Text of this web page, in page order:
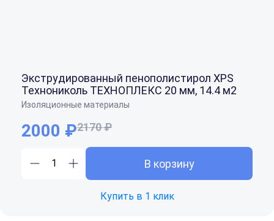
Экструдированный пенополистирол XPS
Технониколь ТЕХНОПЛЕКС 20 мм, 14.4 м2
Изоляционные материалы
2000 ₽2170 ₽
В корзину
Купить в 1 клик